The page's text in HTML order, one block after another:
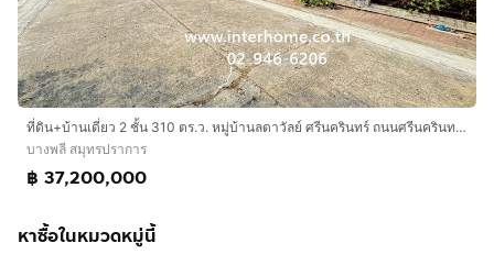
ที่ดิน+บ้านเดี่ยว 2 ชั้น 310 ตร.ว. หมู่บ้านลดาวัลย์ ศรีนครินทร์ ถนนศรีนครินทร์ ซอยศรีด่าน14 ถนนบางนา-ตราด ถนนกาญจนาภิเษก บางพลี สมุทรปราการ
บางพลี สมุทรปราการ
฿ 37,200,000
หาซื้อในหมวดหมู่นี้